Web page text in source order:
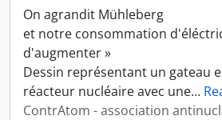
On agrandit Mühleberg
et notre consommation
d'augmenter »
Dessin représentant un gateau
réacteur nucléaire avec une…
ContrAtom - association